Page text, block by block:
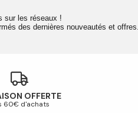
sur les réseaux !
des dernières nouveautés et offres.
OFFERTE
60€ d'achats